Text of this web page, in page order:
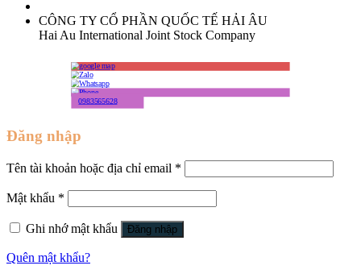
CÔNG TY CỔ PHẦN QUỐC TẾ HẢI ÂU
Hai Au International Joint Stock Company
0983565628
Đăng nhập
Tên tài khoản hoặc địa chỉ email *
Mật khẩu *
Ghi nhớ mật khẩu Đăng nhập
Quên mật khẩu?